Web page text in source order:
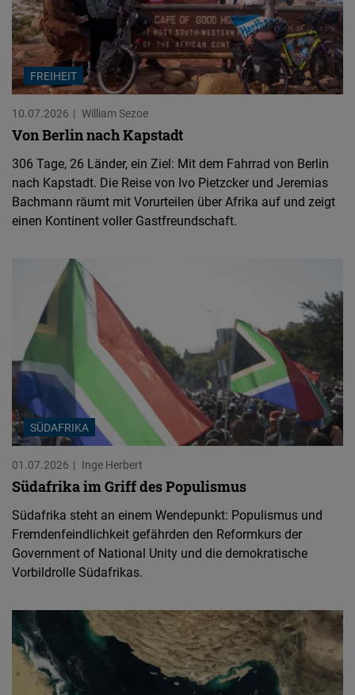
FREIHEIT
10.07.2026 William Sezoe
Von Berlin nach Kapstadt
306 Tage, 26 Länder, ein Ziel: Mit dem Fahrrad von Berlin
nach Kapstadt. Die Reise von Ivo Pietzcker und Jeremias
Bachmann räumt mit Vorurteilen über Afrika auf und zeigt
einen Kontinent voller Gastfreundschaft.
SÜDAFRIKA
01.07.2026 Inge Herbert
Südafrika im Griff des Populismus
Südafrika steht an einem Wendepunkt: Populismus und
Fremdenfeindlichkeit gefährden den Reformkurs der
Government of National Unity und die demokratische
Vorbildrolle Südafrikas.